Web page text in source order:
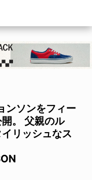
ンソンをフィー
。 父親のル
リッシュなス